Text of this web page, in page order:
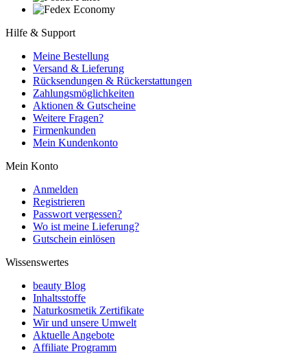
Hilfe & Support
Meine Bestellung
Versand & Lieferung
Rücksendungen & Rückerstattungen
Zahlungsmöglichkeiten
Aktionen & Gutscheine
Weitere Fragen?
Firmenkunden
Mein Kundenkonto
Mein Konto
Anmelden
Registrieren
Passwort vergessen?
Wo ist meine Lieferung?
Gutschein einlösen
Wissenswertes
beauty Blog
Inhaltsstoffe
Naturkosmetik Zertifikate
Wir und unsere Umwelt
Aktuelle Angebote
Affiliate Programm